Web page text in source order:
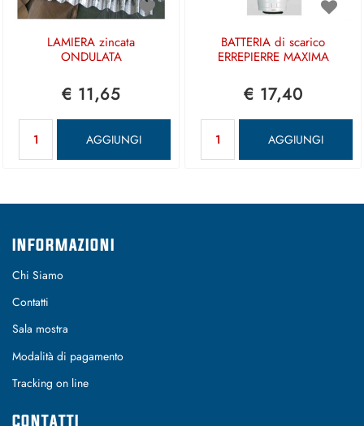
LAMIERA zincata
ONDULATA
€ 11,65
AGGIUNGI
BATTERIA di scarico
ERREPIERRE MAXIMA
€ 17,40
AGGIUNGI
INFORMAZIONI
Chi Siamo
Contatti
Sala mostra
Modalità di pagamento
Tracking on line
CONTATTI